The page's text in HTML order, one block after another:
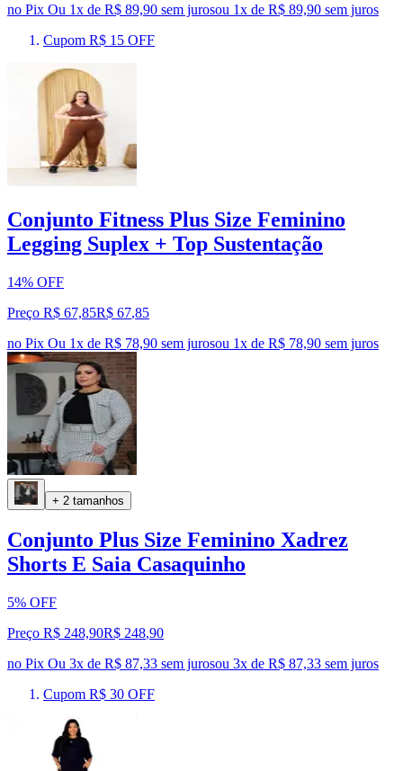
no Pix Ou 1x de R$ 89,90 sem jurosou 1x de R$ 89,90 sem juros
Cupom R$ 15 OFF
Conjunto Fitness Plus Size Feminino
Legging Suplex + Top Sustentação
14% OFF
Preço R$ 67,85R$ 67,85
no Pix Ou 1x de R$ 78,90 sem jurosou 1x de R$ 78,90 sem juros
+ 2 tamanhos
Conjunto Plus Size Feminino Xadrez
Shorts E Saia Casaquinho
5% OFF
Preço R$ 248,90R$ 248,90
no Pix Ou 3x de R$ 87,33 sem jurosou 3x de R$ 87,33 sem juros
Cupom R$ 30 OFF